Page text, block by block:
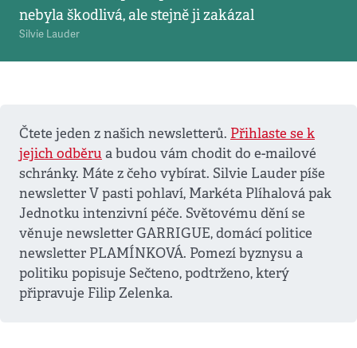
nebyla škodlivá, ale stejně ji zakázal
Silvie Lauder
Čtete jeden z našich newsletterů. Přihlaste se k
jejich odběru a budou vám chodit do e-mailové
schránky. Máte z čeho vybírat. Silvie Lauder píše
newsletter V pasti pohlaví, Markéta Plíhalová pak
Jednotku intenzivní péče. Světovému dění se
věnuje newsletter GARRIGUE, domácí politice
newsletter PLAMÍNKOVÁ. Pomezí byznysu a
politiku popisuje Sečteno, podtrženo, který
připravuje Filip Zelenka.